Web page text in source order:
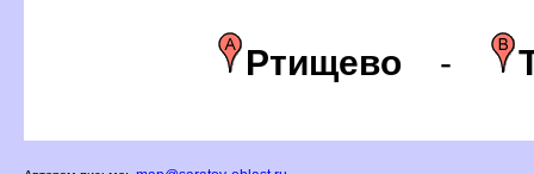
Ртищево-